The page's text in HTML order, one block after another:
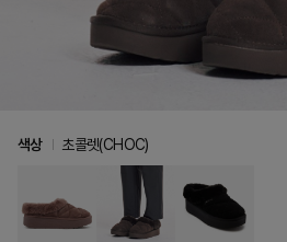
색상 초콜렛(CHOC)